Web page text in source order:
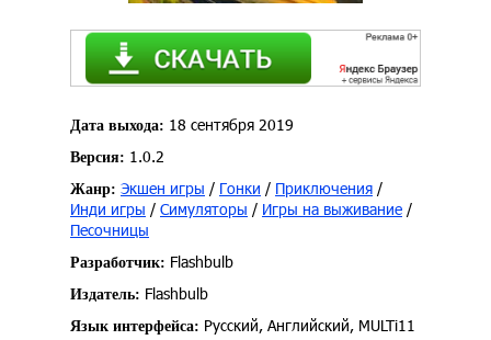
Дата выхода: 18 сентября 2019
Версия: 1.0.2
Жанр: Экшен игры / Гонки / Приключения /
Инди игры / Симуляторы / Игры на выживание /
Песочницы
Разработчик: Flashbulb
Издатель: Flashbulb
Язык интерфейса: Русский, Английский, MULTi11